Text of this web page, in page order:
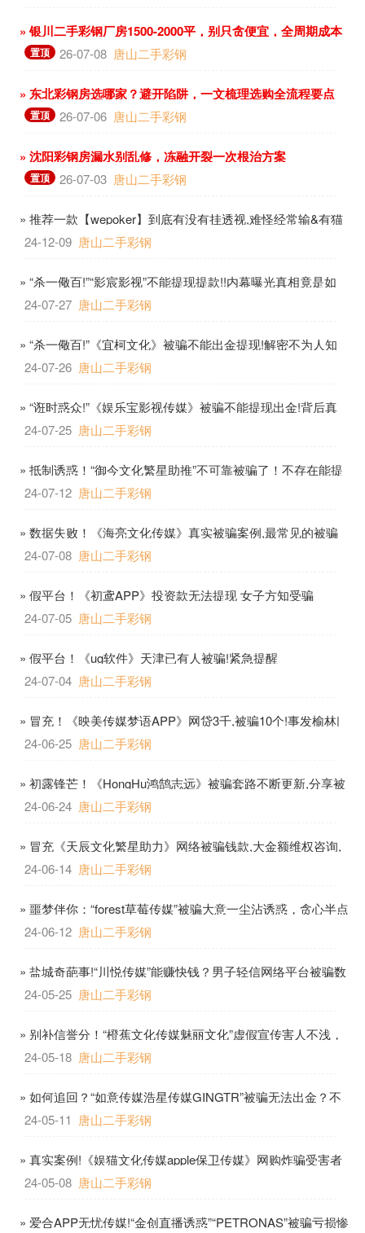
» 银川二手彩钢厂房1500-2000平，别只贪便宜，全周期成本
更关键
置顶 26-07-08 唐山二手彩钢
» 东北彩钢房选哪家？避开陷阱，一文梳理选购全流程要点
置顶 26-07-06 唐山二手彩钢
» 沈阳彩钢房漏水别乱修，冻融开裂一次根治方案
置顶 26-07-03 唐山二手彩钢
» 推荐一款【wepoker】到底有没有挂透视,难怪经常输&有猫
24-12-09 唐山二手彩钢
» “杀一儆百!”“影宸影视”不能提现提款!!内幕曝光真相竟是如
24-07-27 唐山二手彩钢
» “杀一儆百!”《宜柯文化》被骗不能出金提现!解密不为人知
24-07-26 唐山二手彩钢
» “诳时惑众!”《娱乐宝影视传媒》被骗不能提现出金!背后真
24-07-25 唐山二手彩钢
» 抵制诱惑！“御今文化繁星助推”不可靠被骗了！不存在能提
24-07-12 唐山二手彩钢
» 数据失败！《海亮文化传媒》真实被骗案例,最常见的被骗
24-07-08 唐山二手彩钢
» 假平台！《初鸢APP》投资款无法提现 女子方知受骗
24-07-05 唐山二手彩钢
» 假平台！《ug软件》天津已有人被骗!紧急提醒
24-07-04 唐山二手彩钢
» 冒充！《映美传媒梦语APP》网贷3千,被骗10个!事发榆林|
24-06-25 唐山二手彩钢
» 初露锋芒！《HongHu鸿鹄志远》被骗套路不断更新,分享被
24-06-24 唐山二手彩钢
» 冒充《天辰文化繁星助力》网络被骗钱款,大金额维权咨询,
24-06-14 唐山二手彩钢
» 噩梦伴你：“forest草莓传媒”被骗大意一尘沾诱惑，贪心半点
24-06-12 唐山二手彩钢
» 盐城奇葩事!“川悦传媒”能赚快钱？男子轻信网络平台被骗数
24-05-25 唐山二手彩钢
» 别补信誉分！“橙蕉文化传媒魅丽文化”虚假宣传害人不浅，
24-05-18 唐山二手彩钢
» 如何追回？“如意传媒浩星传媒GINGTR”被骗无法出金？不
24-05-11 唐山二手彩钢
» 真实案例!《娱猫文化传媒apple保卫传媒》网购炸骗受害者
24-05-08 唐山二手彩钢
» 爱合APP无忧传媒!“金创直播诱惑”“PETRONAS”被骗亏损惨